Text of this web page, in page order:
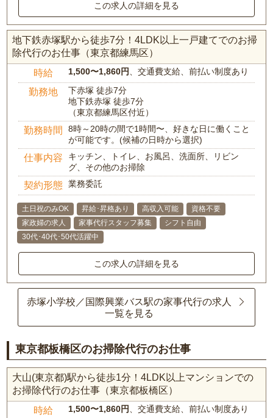
この求人の詳細を見る
地下鉄赤塚駅から徒歩7分！4LDK以上一戸建てでのお掃
除代行のお仕事（東京都練馬区）
時給 1,500〜1,860円、交通費支給、前払い制度あり
勤務地
下赤塚 徒歩7分
地下鉄赤塚 徒歩7分
（東京都練馬区付近）
勤務時間
8時～20時の間で1時間〜、好きな日に働くこと
が可能です。(候補の日時から選択)
仕事内容
キッチン、トイレ、お風呂、洗面所、リビン
グ、その他のお掃除
契約形態 業務委託
土日祝のみOK 昇給･昇格あり 高収入可能
資格不要
家政婦の求人
家事代行スタッフ募集
シフト自由
30代･40代･50代活躍中
この求人の詳細を見る
赤塚小学校／国際興業バス駅の家事代行の求人
一覧を見る
東京都板橋区のお掃除代行のお仕事
大山(東京都)駅から徒歩1分！4LDK以上マンションでの
お掃除代行のお仕事（東京都板橋区）
時給 1,500〜1,860円 、交通費支給、前払い制度あり